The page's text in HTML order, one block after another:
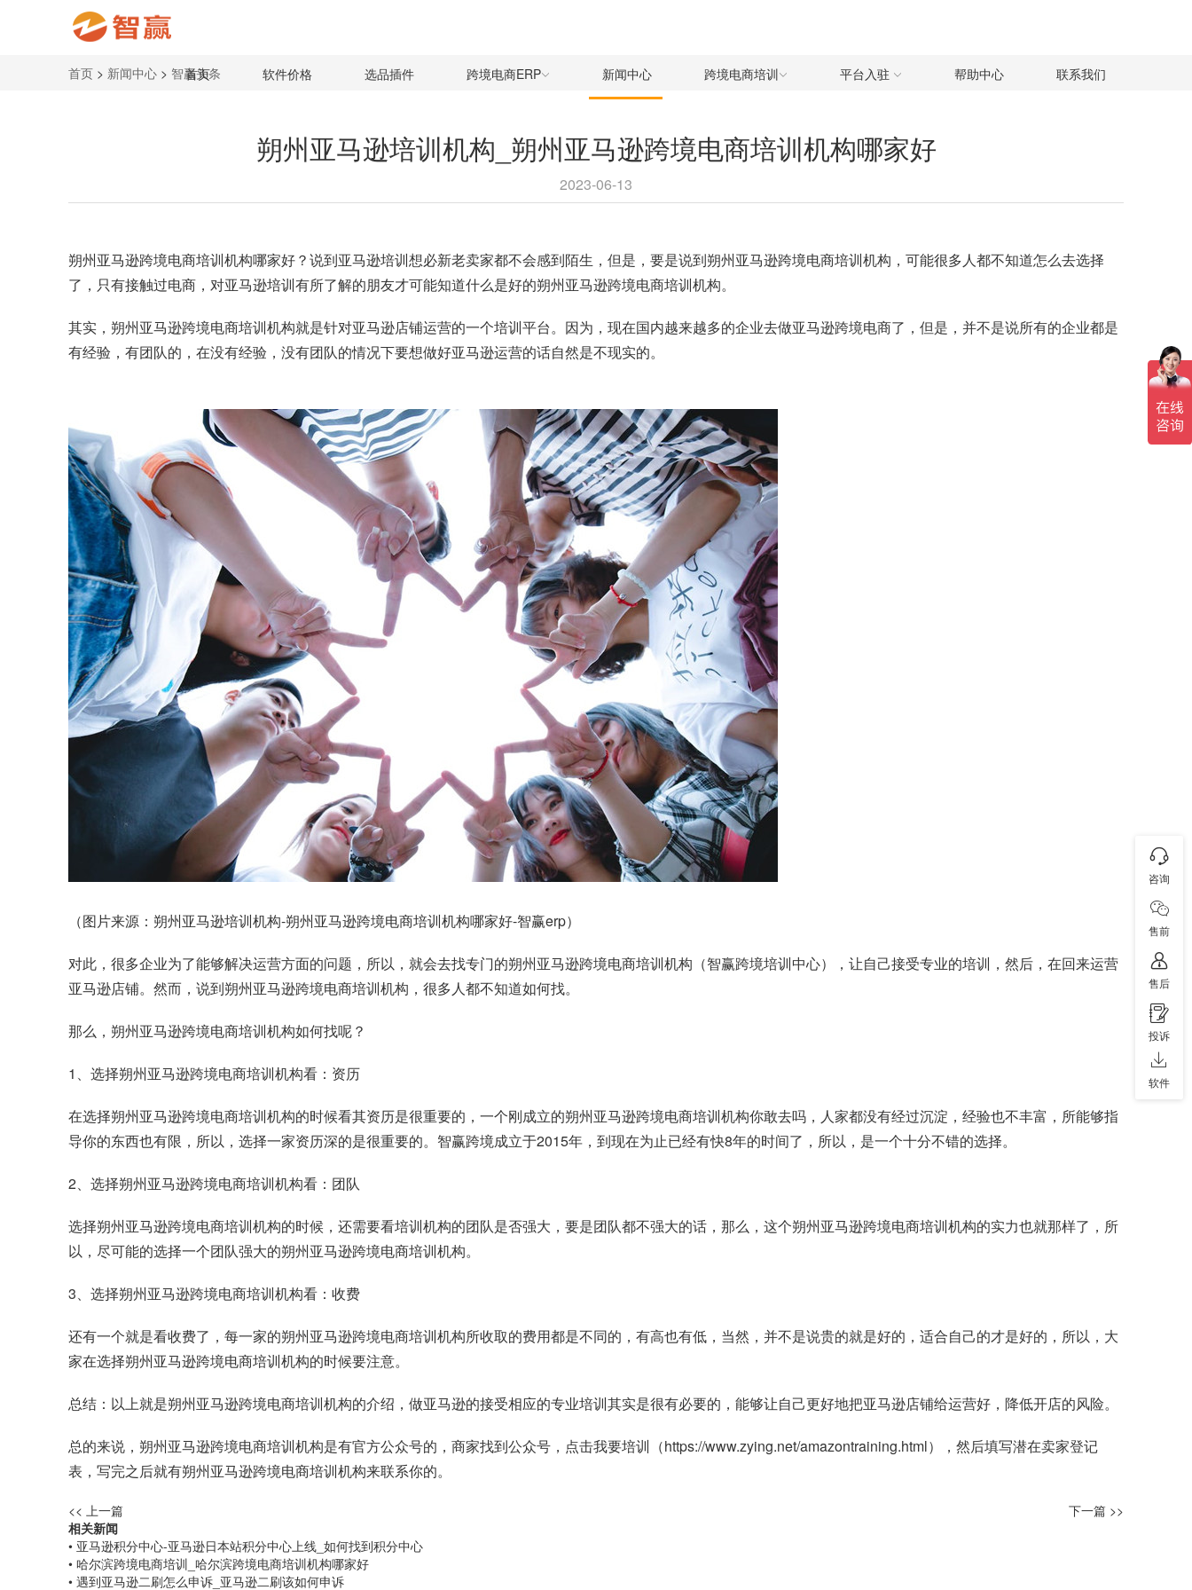
首页 软件价格 选品插件 跨境电商ERP 新闻中心 跨境电商培训 平台入驻 帮助中心 联系我们
首页 > 新闻中心 > 智赢头条
朔州亚马逊培训机构_朔州亚马逊跨境电商培训机构哪家好
2023-06-13
朔州亚马逊跨境电商培训机构哪家好？说到亚马逊培训想必新老卖家都不会感到陌生，但是，要是说到朔州亚马逊跨境电商培训机构，可能很多人都不知道怎么去选择
了，只有接触过电商，对亚马逊培训有所了解的朋友才可能知道什么是好的朔州亚马逊跨境电商培训机构。
其实，朔州亚马逊跨境电商培训机构就是针对亚马逊店铺运营的一个培训平台。因为，现在国内越来越多的企业去做亚马逊跨境电商了，但是，并不是说所有的企业都是
有经验，有团队的，在没有经验，没有团队的情况下要想做好亚马逊运营的话自然是不现实的。
（图片来源：朔州亚马逊培训机构-朔州亚马逊跨境电商培训机构哪家好-智赢erp）
对此，很多企业为了能够解决运营方面的问题，所以，就会去找专门的朔州亚马逊跨境电商培训机构（智赢跨境培训中心），让自己接受专业的培训，然后，在回来运营
亚马逊店铺。然而，说到朔州亚马逊跨境电商培训机构，很多人都不知道如何找。
那么，朔州亚马逊跨境电商培训机构如何找呢？
1、选择朔州亚马逊跨境电商培训机构看：资历
在选择朔州亚马逊跨境电商培训机构的时候看其资历是很重要的，一个刚成立的朔州亚马逊跨境电商培训机构你敢去吗，人家都没有经过沉淀，经验也不丰富，所能够指
导你的东西也有限，所以，选择一家资历深的是很重要的。智赢跨境成立于2015年，到现在为止已经有快8年的时间了，所以，是一个十分不错的选择。
2、选择朔州亚马逊跨境电商培训机构看：团队
选择朔州亚马逊跨境电商培训机构的时候，还需要看培训机构的团队是否强大，要是团队都不强大的话，那么，这个朔州亚马逊跨境电商培训机构的实力也就那样了，所
以，尽可能的选择一个团队强大的朔州亚马逊跨境电商培训机构。
3、选择朔州亚马逊跨境电商培训机构看：收费
还有一个就是看收费了，每一家的朔州亚马逊跨境电商培训机构所收取的费用都是不同的，有高也有低，当然，并不是说贵的就是好的，适合自己的才是好的，所以，大
家在选择朔州亚马逊跨境电商培训机构的时候要注意。
总结：以上就是朔州亚马逊跨境电商培训机构的介绍，做亚马逊的接受相应的专业培训其实是很有必要的，能够让自己更好地把亚马逊店铺给运营好，降低开店的风险。
总的来说，朔州亚马逊跨境电商培训机构是有官方公众号的，商家找到公众号，点击我要培训（https://www.zying.net/amazontraining.html），然后填写潜在卖家登记
表，写完之后就有朔州亚马逊跨境电商培训机构来联系你的。
<< 上一篇
下一篇 >>
相关新闻
• 亚马逊积分中心-亚马逊日本站积分中心上线_如何找到积分中心
• 哈尔滨跨境电商培训_哈尔滨跨境电商培训机构哪家好
• 遇到亚马逊二刷怎么申诉_亚马逊二刷该如何申诉
咨询
售前
售后
投诉
软件